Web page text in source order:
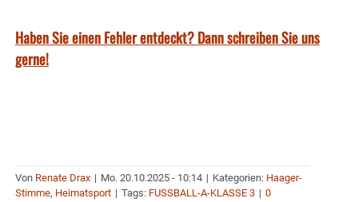
Haben Sie einen Fehler entdeckt? Dann schreiben Sie uns
gerne!
Von Renate Drax | Mo. 20.10.2025 - 10:14 | Kategorien: Haager-
Stimme, Heimatsport | Tags: FUSSBALL-A-KLASSE 3 | 0